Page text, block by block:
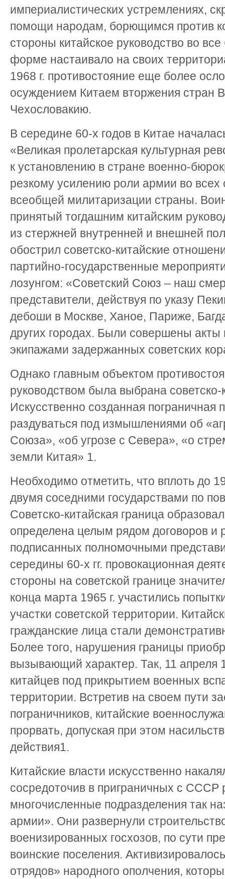
империалистических устремлениях,
помощи народам, борющимся против
стороны китайское руководство во
форме настаивало на своих
1968 г. противостояние еще более
осуждением Китаем вторжения стран
Чехословакию.
В середине 60-х годов в Китае
«Великая пролетарская культурная
к установлению в стране военно-
резкому усилению роли армии во
всеобщей милитаризации страны.
принятый тогдашним китайским
из стержней внутренней и внешней
обострил советско-китайские
партийно-государственные
лозунгом: «Советский Союз – наш
представители, действуя по указу
дебоши в Москве, Ханое, Париже,
других городах. Были совершены акты
экипажами задержанных советских
Однако главным объектом
руководством была выбрана советско-
Искусственно созданная пограничная
раздуваться под измышлениями об
Союза», «об угрозе с Севера», «о
земли Китая» 1.
Необходимо отметить, что вплоть до
двумя соседними государствами по
Советско-китайская граница
определена целым рядом договоров и
подписанных полномочными
середины 60-х гг. провокационная
стороны на советской границе
конца марта 1965 г. участились
участки советской территории.
гражданские лица стали
Более того, нарушения границы
вызывающий характер. Так, 11 апреля
китайцев под прикрытием военных
территории. Встретив на своем пути
пограничников, китайские
прорвать, допуская при этом
действия1.
Китайские власти искусственно
сосредоточив в приграничных с СССР
многочисленные подразделения так
армии». Они развернули
военизированных госхозов, по сути
воинские поселения.
отрядов» народного ополчения,